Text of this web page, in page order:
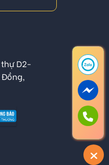
D2-
Đồng,